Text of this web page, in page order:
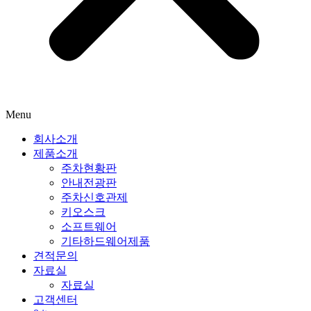
Menu
회사소개
제품소개
주차현황판
안내전광판
주차신호관제
키오스크
소프트웨어
기타하드웨어제품
견적문의
자료실
자료실
고객센터